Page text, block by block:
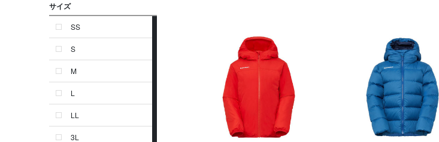
オレンジ系
シルバー系
ゴールド系
その他
イニシャル
OTHERS
サイズ
SS
S
M
L
LL
3L